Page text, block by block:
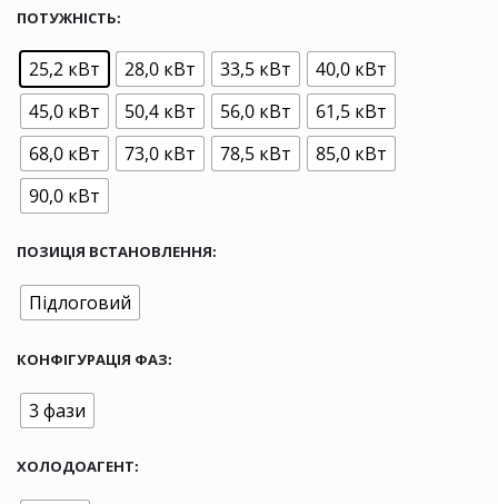
ПОТУЖНІСТЬ
25,2 кВт 28,0 кВт 33,5 кВт
40,0 кВт
45,0 кВт
50,4 кВт 56,0 кВт
61,5 кВт
68,0 кВт
73,0 кВт 78,5 кВт
85,0 кВт
90,0 кВт
ПОЗИЦІЯ ВСТАНОВЛЕННЯ
Підлоговий
КОНФІГУРАЦІЯ ФАЗ
3 фази
ХОЛОДОАГЕНТ